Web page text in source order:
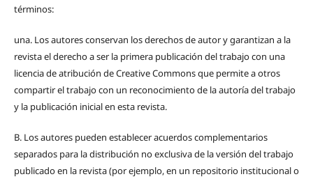
términos:
una. Los autores conservan los derechos de autor y garantizan a la
revista el derecho a ser la primera publicación del trabajo con una
licencia de atribución de Creative Commons que permite a otros
compartir el trabajo con un reconocimiento de la autoría del trabajo
y la publicación inicial en esta revista.
B. Los autores pueden establecer acuerdos complementarios
separados para la distribución no exclusiva de la versión del trabajo
publicado en la revista (por ejemplo, en un repositorio institucional o